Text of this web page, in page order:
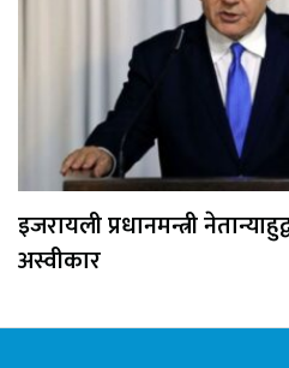
इजरायली प्रधानमन्त्री
अस्वीकार